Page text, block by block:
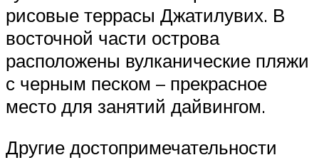
рисовые террасы Джатилувих. В
восточной части острова
расположены вулканические пляжи
с черным песком – прекрасное
место для занятий дайвингом.
Другие достопримечательности